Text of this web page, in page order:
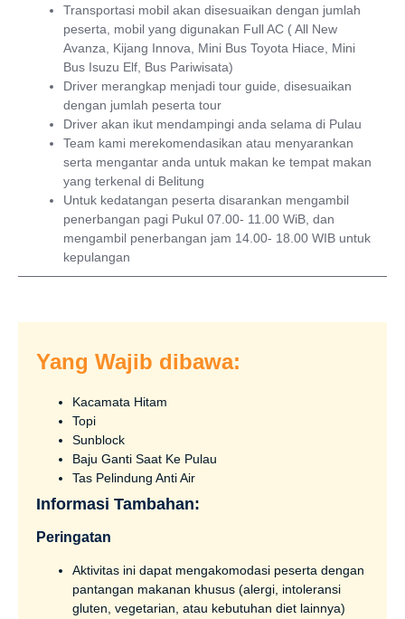
Transportasi mobil akan disesuaikan dengan jumlah
peserta, mobil yang digunakan Full AC ( All New
Avanza, Kijang Innova, Mini Bus Toyota Hiace, Mini
Bus Isuzu Elf, Bus Pariwisata)
Driver merangkap menjadi tour guide, disesuaikan
dengan jumlah peserta tour
Driver akan ikut mendampingi anda selama di Pulau
Team kami merekomendasikan atau menyarankan
serta mengantar anda untuk makan ke tempat makan
yang terkenal di Belitung
Untuk kedatangan peserta disarankan mengambil
penerbangan pagi Pukul 07.00- 11.00 WiB, dan
mengambil penerbangan jam 14.00- 18.00 WIB untuk
kepulangan
Yang Wajib dibawa:
Kacamata Hitam
Topi
Sunblock
Baju Ganti Saat Ke Pulau
Tas Pelindung Anti Air
Informasi Tambahan:
Peringatan
Aktivitas ini dapat mengakomodasi peserta dengan
pantangan makanan khusus (alergi, intoleransi
gluten, vegetarian, atau kebutuhan diet lainnya)